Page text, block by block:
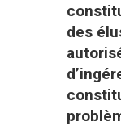
des